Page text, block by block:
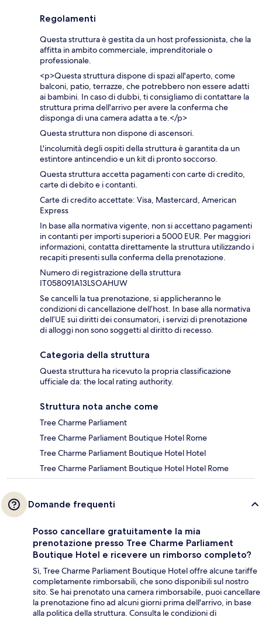
Regolamenti
Questa struttura è gestita da un host professionista, che la
affitta in ambito commerciale, imprenditoriale o
professionale.
<p>Questa struttura dispone di spazi all'aperto, come
balconi, patio, terrazze, che potrebbero non essere adatti
ai bambini. In caso di dubbi, ti consigliamo di contattare la
struttura prima dell'arrivo per avere la conferma che
disponga di una camera adatta a te.</p>
Questa struttura non dispone di ascensori.
L'incolumità degli ospiti della struttura è garantita da un
estintore antincendio e un kit di pronto soccorso.
Questa struttura accetta pagamenti con carte di credito,
carte di debito e i contanti.
Carte di credito accettate: Visa, Mastercard, American
Express
In base alla normativa vigente, non si accettano pagamenti
in contanti per importi superiori a 5000 EUR. Per maggiori
informazioni, contatta direttamente la struttura utilizzando i
recapiti presenti sulla conferma della prenotazione.
Numero di registrazione della struttura
IT058091A13LSOAHUW
Se cancelli la tua prenotazione, si applicheranno le
condizioni di cancellazione dell’host. In base alla normativa
dell’UE sui diritti dei consumatori, i servizi di prenotazione
di alloggi non sono soggetti al diritto di recesso.
Categoria della struttura
Questa struttura ha ricevuto la propria classificazione
ufficiale da: the local rating authority.
Struttura nota anche come
Tree Charme Parliament
Tree Charme Parliament Boutique Hotel Rome
Tree Charme Parliament Boutique Hotel Hotel
Tree Charme Parliament Boutique Hotel Hotel Rome
Domande frequenti
Posso cancellare gratuitamente la mia
prenotazione presso Tree Charme Parliament
Boutique Hotel e ricevere un rimborso completo?
Sì, Tree Charme Parliament Boutique Hotel offre alcune tariffe
completamente rimborsabili, che sono disponibili sul nostro
sito. Se hai prenotato una camera rimborsabile, puoi cancellare
la prenotazione fino ad alcuni giorni prima dell'arrivo, in base
alla politica della struttura. Consulta le condizioni di